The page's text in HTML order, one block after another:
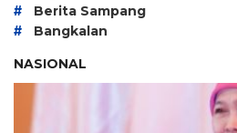
# Berita Sampang
#
Bangkalan
NASIONAL